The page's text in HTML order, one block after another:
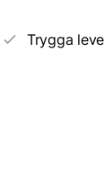
Trygga